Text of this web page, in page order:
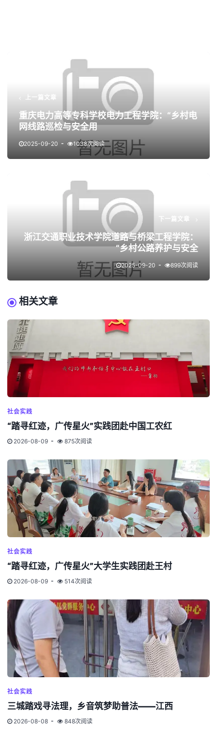
上一篇文章
重庆电力高等专科学校电力工程学院：“乡村电
网线路巡检与安全用
2025-09-20 1038次阅读
下一篇文章
浙江交通职业技术学院道路与桥梁工程学院：
“乡村公路养护与安全
2025-09-20 899次阅读
相关文章
社会实践
“踏寻红迹，广传星火”实践团赴中国工农红
2026-08-09 875次阅读
社会实践
“踏寻红迹，广传星火”大学生实践团赴王村
2026-08-09 514次阅读
社会实践
三城踏戏寻法理，乡音筑梦助普法——江西
2026-08-08 848次阅读